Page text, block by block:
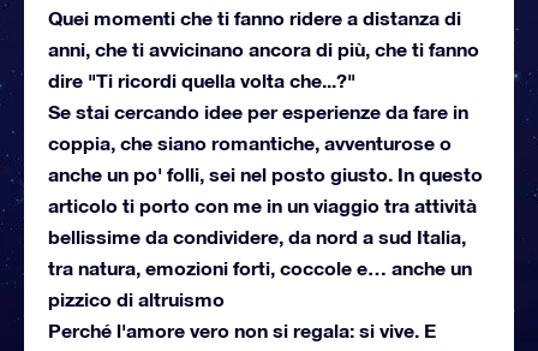
Quei momenti che ti fanno ridere a distanza di
anni, che ti avvicinano ancora di più, che ti fanno
dire "Ti ricordi quella volta che...?"
Se stai cercando idee per esperienze da fare in
coppia, che siano romantiche, avventurose o
anche un po' folli, sei nel posto giusto. In questo
articolo ti porto con me in un viaggio tra attività
bellissime da condividere, da nord a sud Italia,
tra natura, emozioni forti, coccole e… anche un
pizzico di altruismo
Perché l'amore vero non si regala: si vive. E